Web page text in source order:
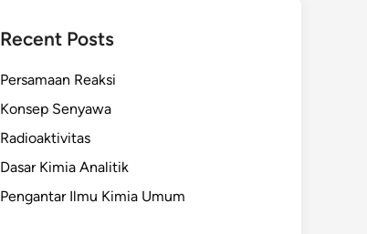
Recent Posts
Persamaan Reaksi
Konsep Senyawa
Radioaktivitas
Dasar Kimia Analitik
Pengantar Ilmu Kimia Umum